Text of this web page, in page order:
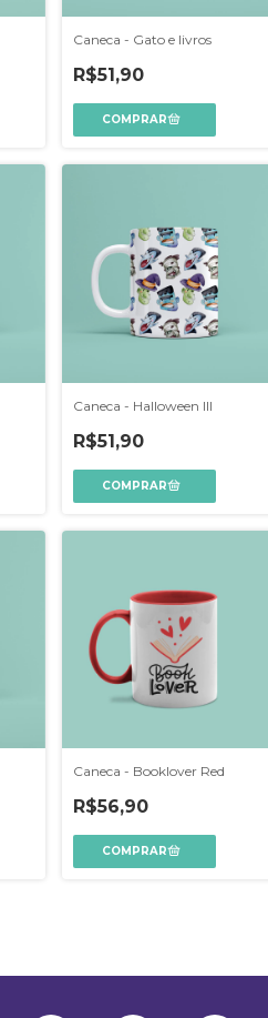
Caneca - Gato e livros
R$51,90
Caneca - Halloween III
R$51,90
Caneca - Booklover Red
R$56,90